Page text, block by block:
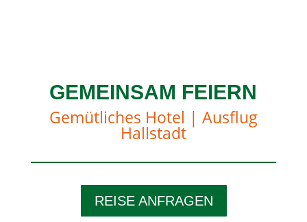
GEMEINSAM FEIERN
Gemütliches Hotel | Ausflug
Hallstadt
REISE ANFRAGEN